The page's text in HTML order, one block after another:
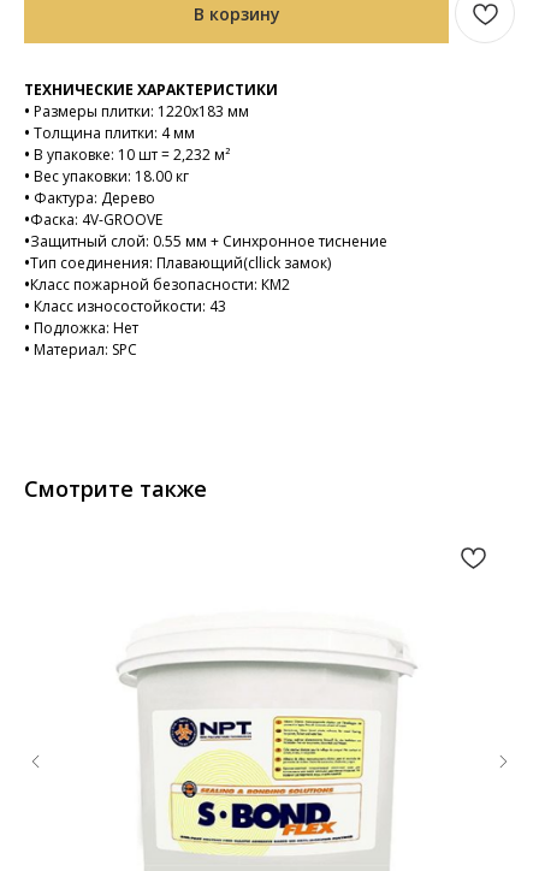
В корзину
ТЕХНИЧЕСКИЕ ХАРАКТЕРИСТИКИ
• Размеры плитки: 1220х183 мм
• Толщина плитки: 4 мм
• В упаковке: 10 шт = 2,232 м²
• Вес упаковки: 18.00 кг
• Фактура: Дерево
•Фаска: 4V-GROOVE
•Защитный слой: 0.55 мм + Синхронное тиснение
•Тип соединения: Плавающий(cllick замок)
•Класс пожарной безопасности: КМ2
• Класс износостойкости: 43
• Подложка: Нет
• Материал: SPC
Смотрите также